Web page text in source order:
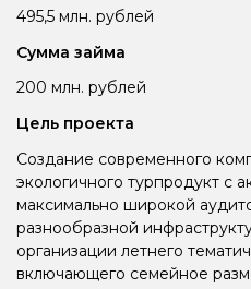
495,5 млн. рублей
Сумма займа
200 млн. рублей
Цель проекта
Создание современного
экологичного турпродукт с
максимально широкой
разнообразной
организации летнего
включающего семейное